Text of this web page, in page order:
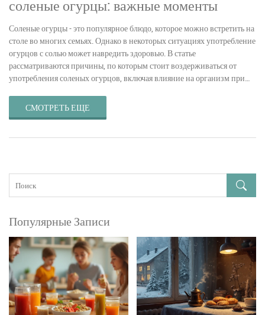
соленые огурцы: важные моменты
Соленые огурцы - это популярное блюдо, которое можно встретить на
столе во многих семьях. Однако в некоторых ситуациях употребление
огурцов с солью может навредить здоровью. В статье
рассматриваются причины, по которым стоит воздерживаться от
употребления соленых огурцов, включая влияние на организм при
правильному хранению и употреблению соленых огурцов. Узнайте,
как избежать негативных последствий и наслаждаться вкусом
СМОТРЕТЬ ЕЩЕ
Популярные Записи